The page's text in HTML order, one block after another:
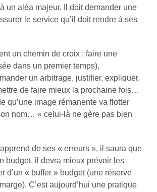
un aléa majeur. Il doit demander une
le service qu’il doit rendre à ses
un chemin de croix : faire une
dans un premier temps),
un arbitrage, justifier, expliquer,
de faire mieux la prochaine fois…
qu’une image rémanente va flotter
nom… « celui-là ne gère pas bien
de ses « erreurs », il saura que
budget, il devra mieux prévoir les
d’un « buffer » budget (une réserve
C’est aujourd’hui une pratique